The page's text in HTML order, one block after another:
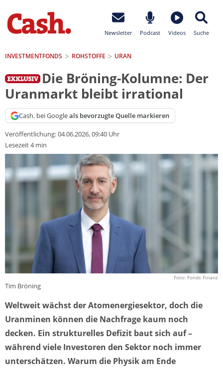
Newsletter Podcast Videos Suche
INVESTMENTFONDS ROHSTOFFE URAN
Die Bröning-Kolumne: Der
Uranmarkt bleibt irrational
Cash. bei Googleals bevorzugte Quelle markieren
Veröffentlichung:04.06.2026, 09:40 Uhr
Lesezeit 4 min
Foto: Fonds Finanz
Tim Bröning
Weltweit wächst der Atomenergiesektor, doch die
Uranminen können die Nachfrage kaum noch
decken. Ein strukturelles Defizit baut sich auf –
während viele Investoren den Sektor noch immer
unterschätzen. Warum die Physik am Ende